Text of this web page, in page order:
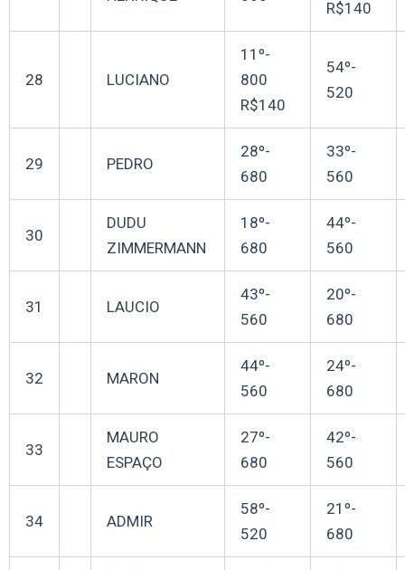
R$140
28 LUCIANO
11º-
800
R$140
54º-
520
29 PEDRO
28º-
680
33º-
560
30
DUDU
ZIMMERMANN
18º-
680
44º-
560
31 LAUCIO
43º-
560
20º-
680
32 MARON
44º-
560
24º-
680
33
MAURO
ESPAÇO
27º-
680
42º-
560
34 ADMIR
58º-
520
21º-
680